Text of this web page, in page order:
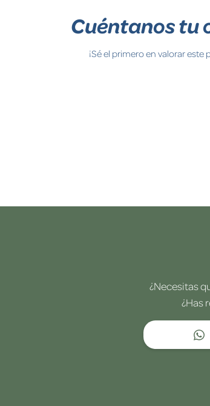
Cuéntanos tu
¡Sé el primero en valorar este
¿Necesitas
¿Has